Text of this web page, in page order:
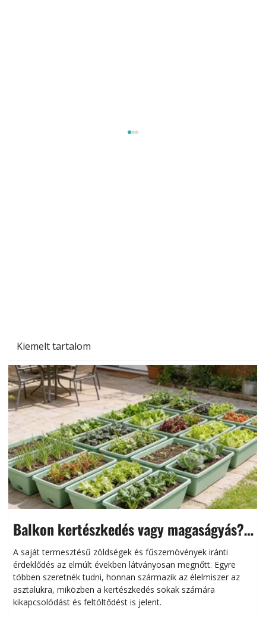
Kiemelt tartalom
Balkon kertészkedés vagy magaságyás?
Helytakarékos kertészkedés
A saját termesztésű zöldségek és fűszernövények iránti
érdeklődés az elmúlt években látványosan megnőtt. Egyre
többen szeretnék tudni, honnan származik az élelmiszer az
asztalukra, miközben a kertészkedés sokak számára
kikapcsolódást és feltöltődést is jelent.